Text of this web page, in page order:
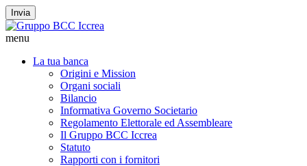
Invia
menu
La tua banca
Origini e Mission
Organi sociali
Bilancio
Informativa Governo Societario
Regolamento Elettorale ed Assembleare
Il Gruppo BCC Iccrea
Statuto
Rapporti con i fornitori